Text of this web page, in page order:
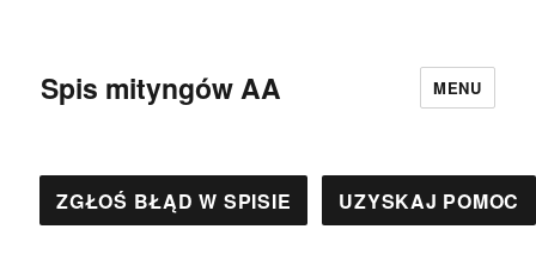
Spis mityngów AA MENU
ZGŁOŚ BŁĄD W SPISIE UZYSKAJ POMOC